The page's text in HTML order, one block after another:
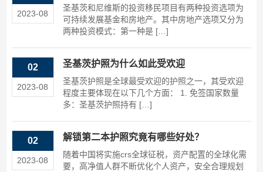
2023-08
圣基茨和尼维斯的投资移民项目有两种投资选项为
可持续发展基金和房地产。其中房地产选项又分为
两种投资模式：第一种是 […]
02
2023-08
圣基茨护照为什么如此受欢迎
圣基茨护照是全球最受欢迎的护照之一，其受欢迎
程度主要体现在以下几个方面： 1. 免签国家数量
多：圣基茨护照持有 […]
02
2023-08
解锁第二本护照究竟有哪些好处？
随着中国将实施crs全球征税，资产配置的全球化需
要，高净值人群不断优化个人资产，安全合理规划